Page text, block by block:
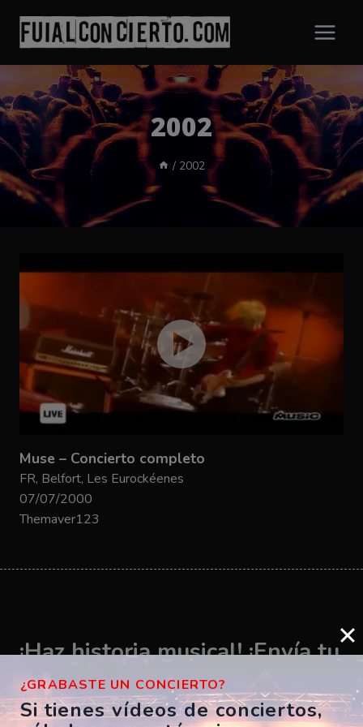
contenido
2002
/ 2002
Muse – Concierto completo
FR, Belfort, Les Eurockéenes
07/07/2000
Themaver123
¡Haz historia musical! ¡Envía tu
vídeo ahora!
¿GRABASTE UN CONCIERTO?
Si tienes vídeos de conciertos,